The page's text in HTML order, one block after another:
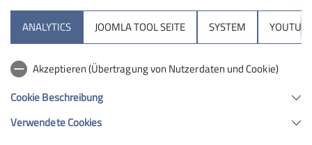
Eigentlich wollten wir die Tour schon absagen wegen
ANALYTICS JOOMLA TOOL SEITE SYSTEM
Akzeptieren (Übertragung von Nutzerdaten und Cookie)
Cookie Beschreibung
Verwendete Cookies